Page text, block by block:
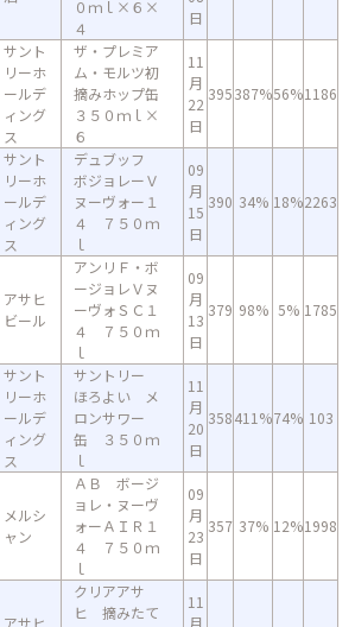
０ｍｌ×６×
４
日
サント
リーホ
ールデ
ィング
ス
ザ・プレミア
ム・モルツ初
摘みホップ缶
３５０ｍｌ×
６
11
月
22
日
395387%56%1186
サント
リーホ
ールデ
ィング
ス
デュブッフ
ボジョレーＶ
ヌーヴォー１
４ ７５０ｍ
ｌ
09
月
15
日
390 34% 18%2263
アサヒ
ビール
アンリＦ・ボ
ージョレＶヌ
ーヴォＳＣ１
４ ７５０ｍ
ｌ
09
月
13
日
379 98% 5% 1785
サント
リーホ
ールデ
ィング
ス
サントリー
ほろよい メ
ロンサワー
缶 ３５０ｍ
ｌ
11
月
20
日
358411%74% 103
メルシ
ャン
ＡＢ ボージ
ョレ・ヌーヴ
ォーＡＩＲ１
４ ７５０ｍ
ｌ
09
月
23
日
357 37% 12%1998
アサヒ
クリアアサ
ヒ 摘みたて
11
月